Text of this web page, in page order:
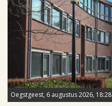
Oegstgeest, 6 augustus 2026, 18:28